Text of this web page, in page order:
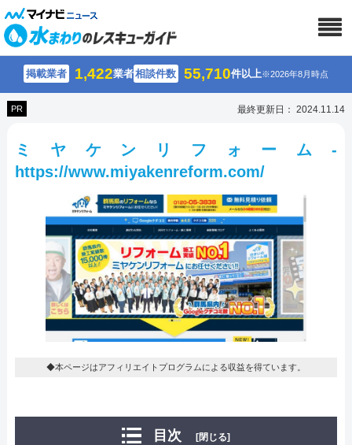
掲載業者 1,422業者相談件数 55,710件以上※2026年8月時点
PR 最終更新日： 2024.11.14
ミヤケンリフォーム-
https://www.miyakenreform.com/
◆本ページはアフィリエイトプログラムによる収益を得ています。
目次 [閉じる]